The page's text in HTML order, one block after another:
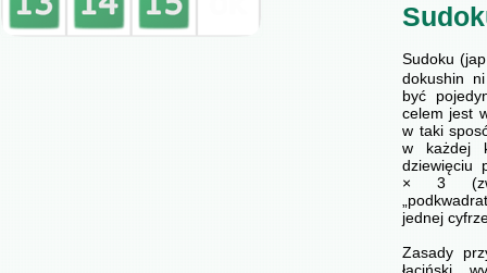
Sudoku
dokushin
być
celem jest
w taki
w każdej
dziewięciu
× 3
jednej
Zasady